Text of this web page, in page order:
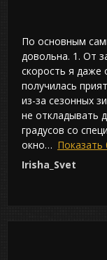
По основным
довольна. 1. От
скорость я даже
получилась
из-за сезонных
не откладывать
градусов со
окно
Irisha_Svet